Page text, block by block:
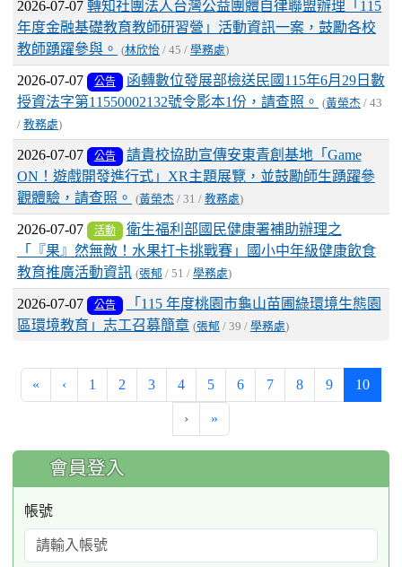
2026-07-07 轉知社團法人台灣公益團體自律聯盟辦理「115
年度金融基礎教育教師研習營」活動資訊一案，鼓勵各校
教師踴躍參與。
(林欣怡 / 45 / 學務處)
2026-07-07 公告
函轉數位發展部檢送民國115年6月29日數
授資法字第11550002132號令影本1份，請查照。
(黃榮杰 / 43
/ 教務處)
2026-07-07 公告
請貴校協助宣傳安東青創基地「Game
ON！遊戲開發進行式」XR主題展覽，並鼓勵師生踴躍參
觀體驗，請查照。
(黃榮杰 / 31 / 教務處)
2026-07-07 活動
衛生福利部國民健康署補助辦理之
「『果』然無敵！水果打卡挑戰賽」國小中年級健康飲食
教育推廣活動資訊 (張郁 / 51 / 學務處)
2026-07-07 公告
「115 年度桃園市龜山苗圃綠環境生態園
區環境教育」志工召募簡章 (張郁 / 39 / 學務處)
« ‹ 1 2 3 4 5 6 7 8 9 10
› »
:::
會員登入
帳號